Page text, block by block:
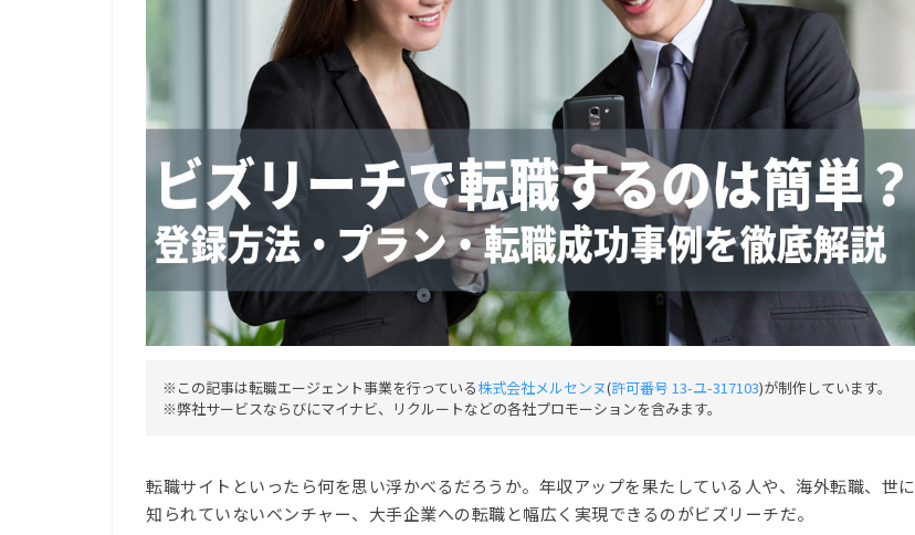
※この記事は転職エージェント事業を行っている株式会社メルセンヌ(許可番号 13-ユ-317103)が制作しています。
※弊社サービスならびにマイナビ、リクルートなどの各社プロモーションを含みます。
転職サイトといったら何を思い浮かべるだろうか。年収アップを果たしている人や、海外転職、世に
知られていないベンチャー、大手企業への転職と幅広く実現できるのがビズリーチだ。